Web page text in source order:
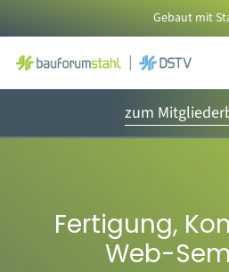
Inhalt
springen
Gebaut mit
zum
Fertigung,
Web-